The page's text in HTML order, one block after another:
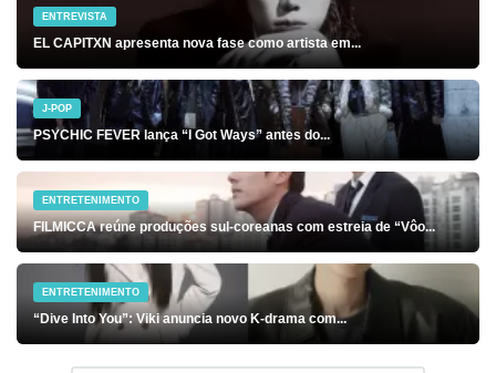
ENTREVISTA
EL CAPITXN apresenta nova fase como artista em...
J-POP
PSYCHIC FEVER lança “I Got Ways” antes do...
ENTRETENIMENTO
FILMICCA reúne produções sul-coreanas com estreia de “Vôo...
ENTRETENIMENTO
“Dive Into You”: Viki anuncia novo K-drama com...